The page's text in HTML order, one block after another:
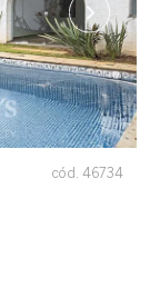
cód. 46734